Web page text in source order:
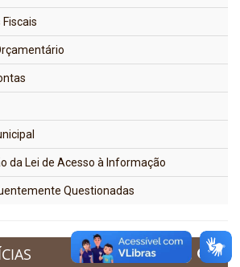
da Lei de Acesso à Informação
Questionadas